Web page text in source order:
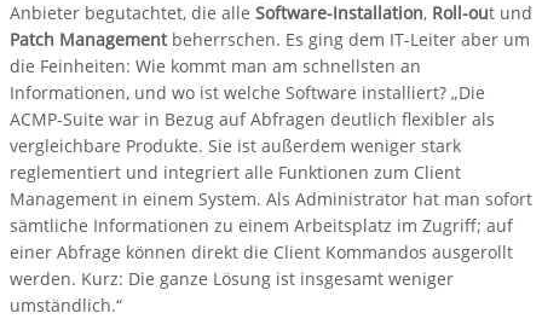
Anbieter begutachtet, die alle Software-Installation, Roll-out und
Patch Management beherrschen. Es ging dem IT-Leiter aber um
die Feinheiten: Wie kommt man am schnellsten an
Informationen, und wo ist welche Software installiert? „Die
ACMP-Suite war in Bezug auf Abfragen deutlich flexibler als
vergleichbare Produkte. Sie ist außerdem weniger stark
reglementiert und integriert alle Funktionen zum Client
Management in einem System. Als Administrator hat man sofort
sämtliche Informationen zu einem Arbeitsplatz im Zugriff; auf
einer Abfrage können direkt die Client Kommandos ausgerollt
werden. Kurz: Die ganze Lösung ist insgesamt weniger
umständlich.“